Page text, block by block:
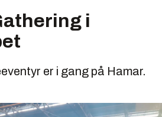
i
er i gang på Hamar.